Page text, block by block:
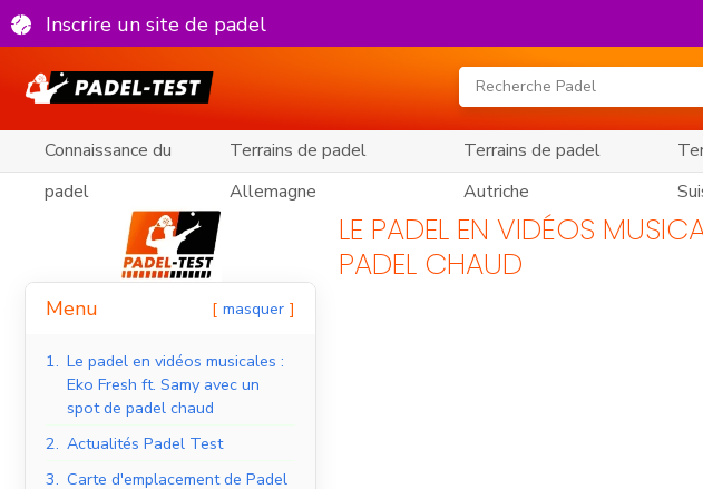
Inscrire un site de padel
Connaissance du
padel
Terrains de padel
Allemagne
Terrains de padel
Autriche
Menu masquer
1. Le padel en vidéos musicales :
Eko Fresh ft. Samy avec un
spot de padel chaud
2. Actualités Padel Test
3. Carte d'emplacement de Padel
LE PADEL EN VIDÉOS
PADEL CHAUD